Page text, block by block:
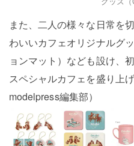
また、二人の様々な日常を
わいいカフェオリジナルグ
ョンマット）なども設け、
スペシャルカフェを盛り上
modelpress編集部）